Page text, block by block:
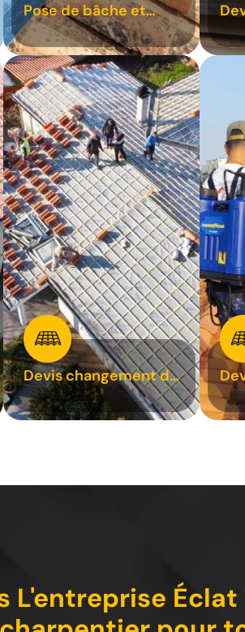
Pose de bâche et
bâchage de toiture 31
31
Devis changement de
tuile 31
L'entreprise Éclat